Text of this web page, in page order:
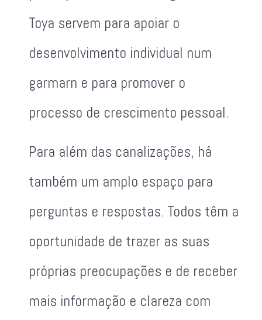
Toya servem para apoiar o
desenvolvimento individual num
garmarn e para promover o
processo de crescimento pessoal.
Para além das canalizações, há
também um amplo espaço para
perguntas e respostas. Todos têm a
oportunidade de trazer as suas
próprias preocupações e de receber
mais informação e clareza com